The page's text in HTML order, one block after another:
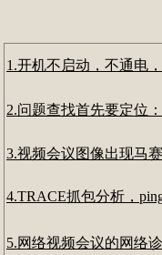
1.开机不启动，不通电
2.问题查找首先要定位
3.视频会议图像出现马
4.TRACE抓包分析，
5.网络视频会议的网络